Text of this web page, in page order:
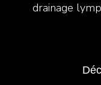
drainage